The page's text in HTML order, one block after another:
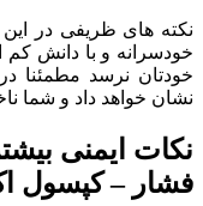
نکته های ظریفی در
خودسرانه و با دانش کم
خودتان نرسد مطمئنا
نشان خواهد داد و شما
نکات ایمنی
فشار – کپسول